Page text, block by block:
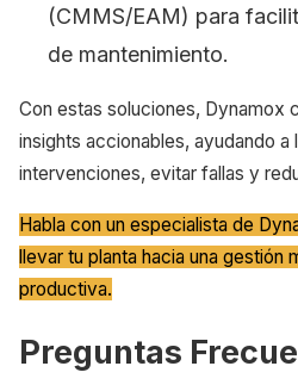
(CMMS/EAM) para
de mantenimiento.
Con estas soluciones, Dynamox
insights accionables, ayudando a
intervenciones, evitar fallas y
Habla con un especialista de
llevar tu planta hacia una gestión
productiva.
Preguntas